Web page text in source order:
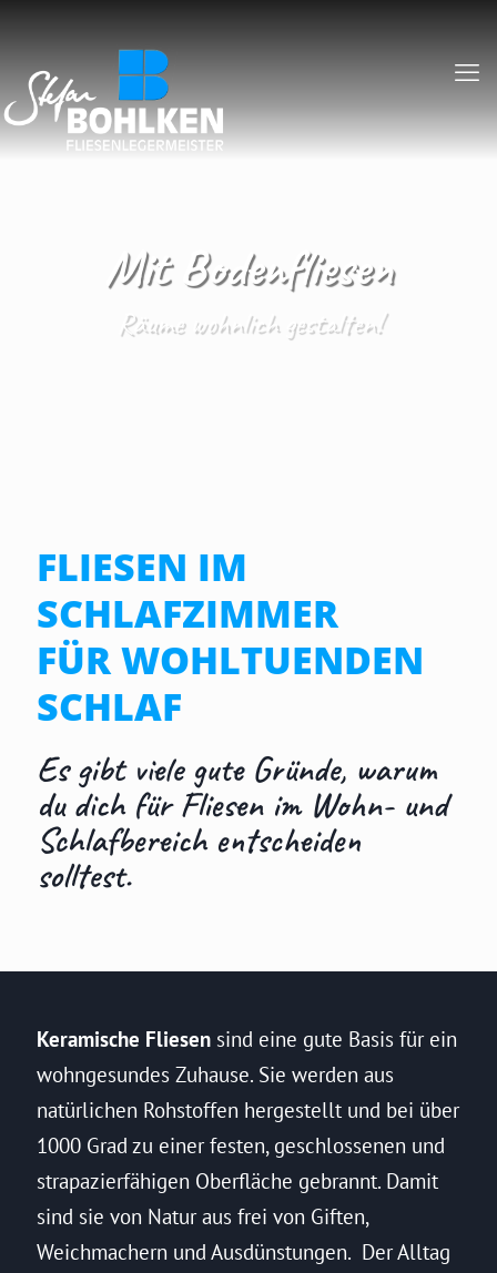
Mit Bodenfliesen
Räume wohnlich gestalten!
FLIESEN IM
SCHLAFZIMMER
FÜR WOHLTUENDEN
SCHLAF
Es gibt viele gute Gründe, warum
du dich für Fliesen im Wohn- und
Schlafbereich entscheiden
solltest.
Keramische Fliesen sind eine gute Basis für ein
wohngesundes Zuhause. Sie werden aus
natürlichen Rohstoffen hergestellt und bei über
1000 Grad zu einer festen, geschlossenen und
strapazierfähigen Oberfläche gebrannt. Damit
sind sie von Natur aus frei von Giften,
Weichmachern und Ausdünstungen. Der Alltag